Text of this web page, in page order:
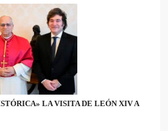
LA VISITA DE LEÓN XIV A